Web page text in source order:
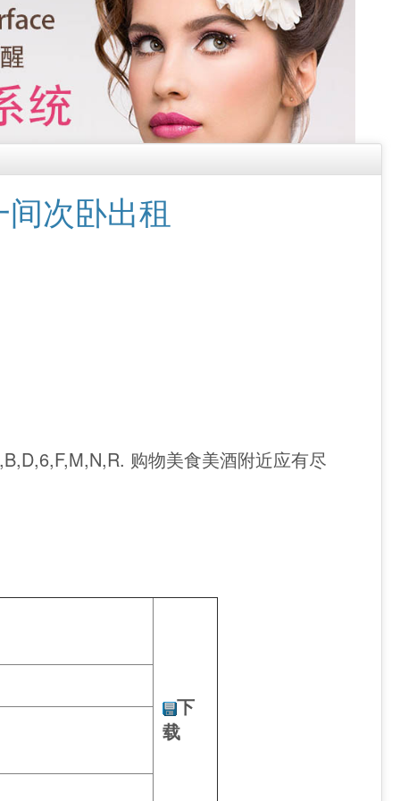
次卧出租
购物美食美酒附近应有尽
下
载